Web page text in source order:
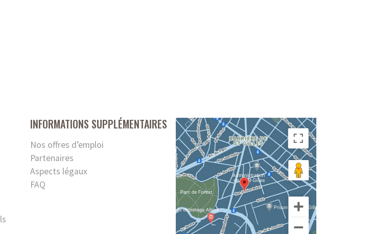
INFORMATIONS SUPPLÉMENTAIRES
Nos offres d’emploi
Partenaires
Aspects légaux
FAQ